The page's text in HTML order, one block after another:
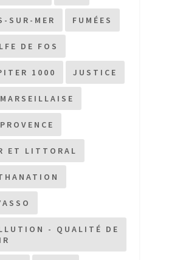
SUR-MER FUMÉES
DE FOS
1000 JUSTICE
ET LITTORAL
- QUALITÉ DE